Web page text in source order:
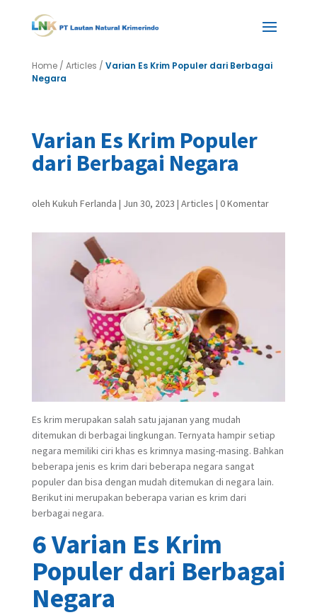
Home/ Articles / Varian Es Krim Populer dari Berbagai
Negara
Varian Es Krim Populer
dari Berbagai Negara
oleh Kukuh Ferlanda | Jun 30, 2023 | Articles | 0 Komentar
Es krim merupakan salah satu jajanan yang mudah
ditemukan di berbagai lingkungan. Ternyata hampir setiap
negara memiliki ciri khas es krimnya masing-masing. Bahkan
beberapa jenis es krim dari beberapa negara sangat
populer dan bisa dengan mudah ditemukan di negara lain.
Berikut ini merupakan beberapa varian es krim dari
berbagai negara.
6 Varian Es Krim
Populer dari Berbagai
Negara